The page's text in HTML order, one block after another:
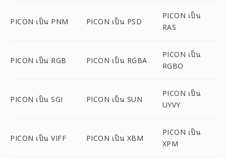
PICON เป็น PNM PICON เป็น PSD
PICON เป็น
RAS
PICON เป็น RGB PICON เป็น RGBA
PICON เป็น
RGBO
PICON เป็น SGI PICON เป็น SUN
PICON เป็น
UYVY
PICON เป็น VIFF PICON เป็น XBM
PICON เป็น
XPM